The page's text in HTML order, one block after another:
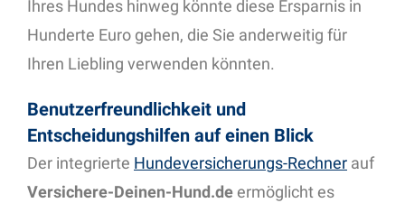
Ihres Hundes hinweg könnte diese Ersparnis in
Hunderte Euro gehen, die Sie anderweitig für
Ihren Liebling verwenden könnten.
Benutzerfreundlichkeit und
Entscheidungshilfen auf einen Blick
Der integrierte Hundeversicherungs-Rechner auf
Versichere-Deinen-Hund.deermöglicht es